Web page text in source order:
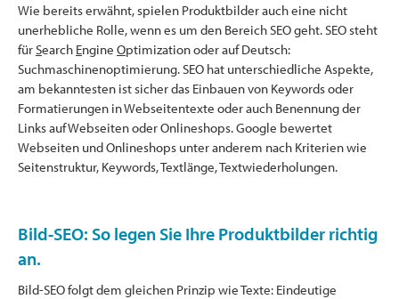
Wie bereits erwähnt, spielen Produktbilder auch eine nicht
unerhebliche Rolle, wenn es um den Bereich SEO geht. SEO steht
für Search Engine Optimization oder auf Deutsch:
Suchmaschinenoptimierung. SEO hat unterschiedliche Aspekte,
am bekanntesten ist sicher das Einbauen von Keywords oder
Formatierungen in Webseitentexte oder auch Benennung der
Links auf Webseiten oder Onlineshops. Google bewertet
Webseiten und Onlineshops unter anderem nach Kriterien wie
Seitenstruktur, Keywords, Textlänge, Textwiederholungen.
Bild-SEO: So legen Sie Ihre Produktbilder richtig
an.
Bild-SEO folgt dem gleichen Prinzip wie Texte: Eindeutige